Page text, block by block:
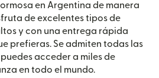
en Argentina de manera
de excelentes tipos de
y con una entrega rápida
prefieras. Se admiten todas las
acceder a miles de
en todo el mundo.